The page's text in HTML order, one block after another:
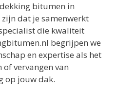
bitumen in
dat je samenwerkt
die kwaliteit
begrijpen we
en expertise als het
vervangen van
op jouw dak.